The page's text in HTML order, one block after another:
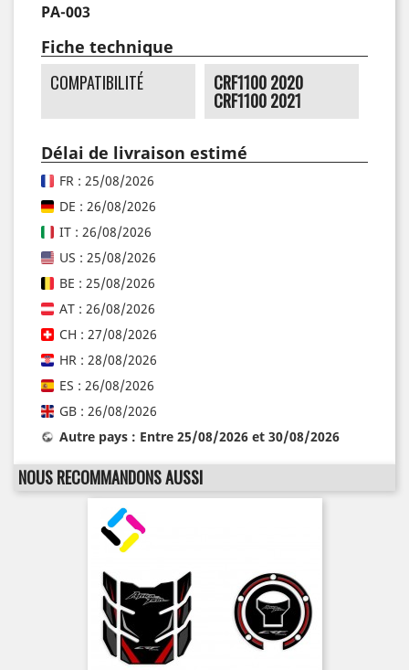
PA-003
Fiche technique
COMPATIBILITÉ CRF1100 2020
CRF1100 2021
Délai de livraison estimé
FR : 25/08/2026
DE : 26/08/2026
IT : 26/08/2026
US : 25/08/2026
BE : 25/08/2026
AT : 26/08/2026
CH : 27/08/2026
HR : 28/08/2026
ES : 26/08/2026
GB : 26/08/2026
Autre pays : Entre 25/08/2026 et 30/08/2026
NOUS RECOMMANDONS AUSSI